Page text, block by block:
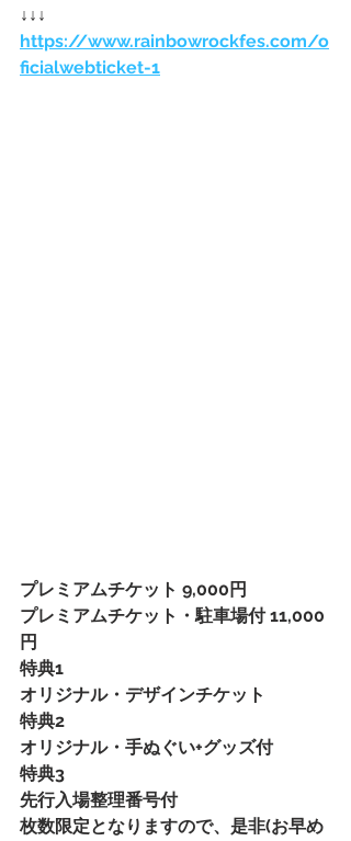
↓↓↓
https://www.rainbowrockfes.com/o
ficialwebticket-1
プレミアムチケット 9,000円
プレミアムチケット・駐車場付 11,000
円
特典1
オリジナル・デザインチケット
特典2
オリジナル・手ぬぐい+グッズ付
特典3
先行入場整理番号付
枚数限定となりますので、是非(お早め